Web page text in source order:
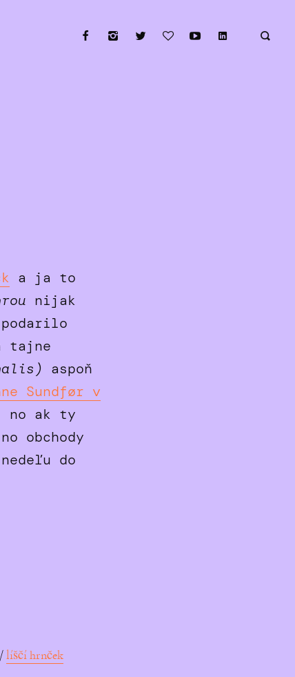
a ja to
nijak
tajne
aspoň
Sundfør v
no ak ty
obchody
do
líščí hrnček